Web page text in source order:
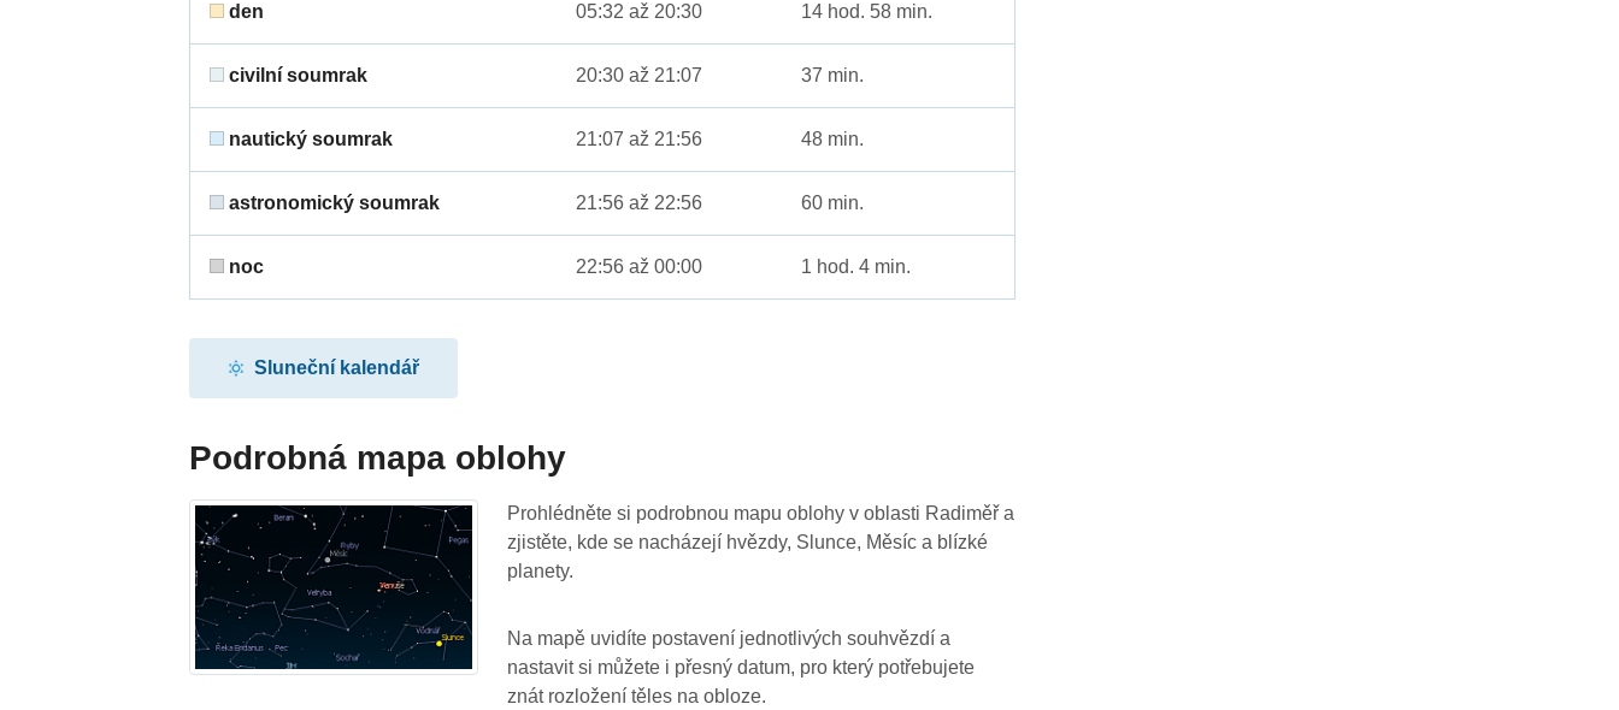
den 05:32 až 20:30 14 hod. 58 min.
civilní soumrak 20:30 až 21:07 37 min.
nautický soumrak 21:07 až 21:56 48 min.
astronomický soumrak 21:56 až 22:56 60 min.
noc 22:56 až 00:00 1 hod. 4 min.
Sluneční kalendář
Podrobná mapa oblohy
Prohlédněte si podrobnou mapu oblohy v oblasti Radiměř a
zjistěte, kde se nacházejí hvězdy, Slunce, Měsíc a blízké
planety.
Na mapě uvidíte postavení jednotlivých souhvězdí a
nastavit si můžete i přesný datum, pro který potřebujete
znát rozložení těles na obloze.